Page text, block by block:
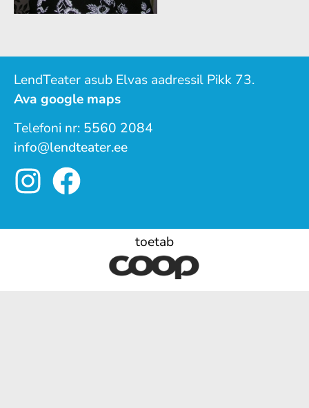
LendTeater asub Elvas aadressil Pikk 73.
Ava google maps
Telefoni nr: 5560 2084
info@lendteater.ee
toetab